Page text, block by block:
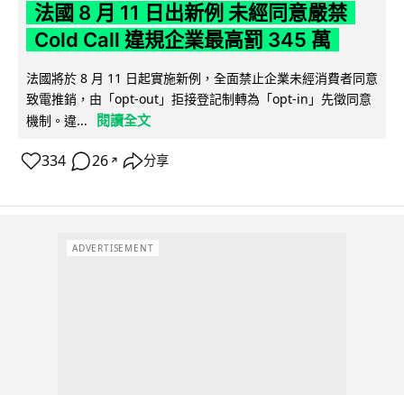
法國 8 月 11 日出新例 未經同意嚴禁
Cold Call 違規企業最高罰 345 萬
法國將於 8 月 11 日起實施新例，全面禁止企業未經消費者同意
致電推銷，由「opt-out」拒接登記制轉為「opt-in」先徵同意
機制。違...
閱讀全文
334 26 ↗ 分享
ADVERTISEMENT